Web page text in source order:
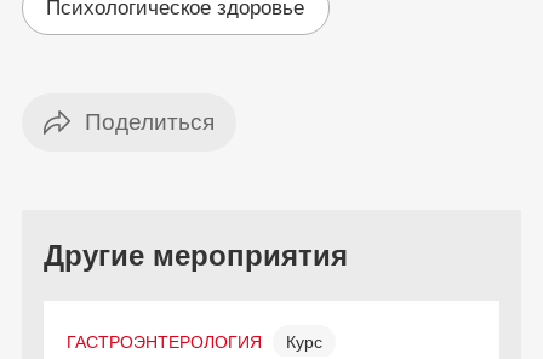
Психологическое здоровье
Другие мероприятия
ГАСТРОЭНТЕРОЛОГИЯ Курс